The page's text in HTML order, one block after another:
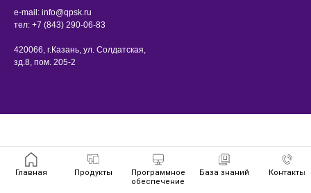
Главная Продукты
Программное
обеспечение
База знаний Контакты
e-mail: info@qpsk.ru
тел: +7 (843) 290-06-83
420066, г.Казань, ул. Солдатская,
зд.8, пом. 205-2